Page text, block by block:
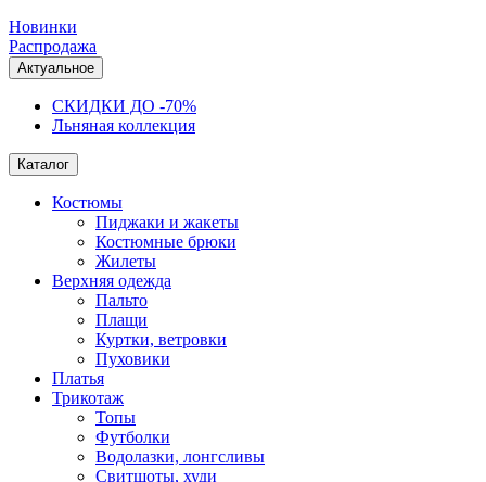
Новинки
Распродажа
Актуальное
СКИДКИ ДО -70%
Льняная коллекция
Каталог
Костюмы
Пиджаки и жакеты
Костюмные брюки
Жилеты
Верхняя одежда
Пальто
Плащи
Куртки, ветровки
Пуховики
Платья
Трикотаж
Топы
Футболки
Водолазки, лонгсливы
Свитшоты, худи